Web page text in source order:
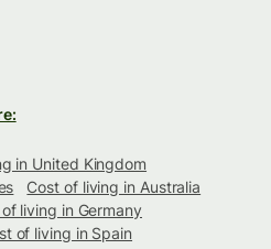
in United Kingdom
Cost of living in Australia
living in Germany
of living in Spain